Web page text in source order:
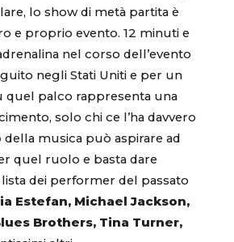
lo show di metà partita è
e proprio evento. 12 minuti e
nel corso dell’evento
negli Stati Uniti e per un
quel palco rappresenta una
solo chi ce l’ha davvero
musica può aspirare ad
quel ruolo e basta dare
lista dei performer del passato
Estefan, Michael Jackson,
Brothers, Tina Turner,